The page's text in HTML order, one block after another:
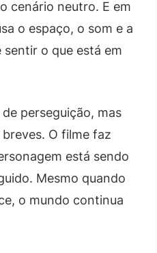
cenário neutro. E em
o espaço, o som e a
sentir o que está em
perseguição, mas
O filme faz
está sendo
Mesmo quando
o mundo continua